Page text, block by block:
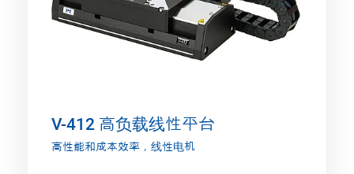
V-412 高负载线性平台
高性能和成本效率，线性电机